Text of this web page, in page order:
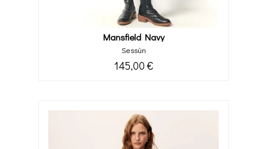
Mansfield Navy
Sessùn
145,00 €